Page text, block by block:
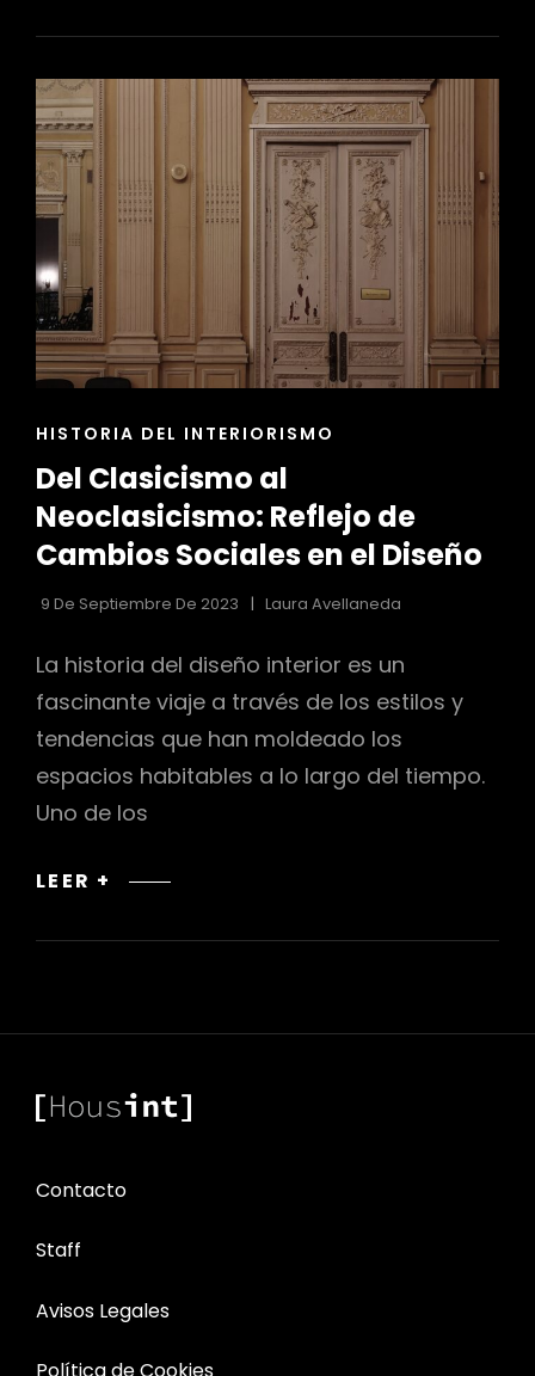
DEL
SOSTENIBLE
CONCIENCIA
AMBIENTAL
ENLACES
LAS
CATEGORÍAS
HISTORIA DEL INTERIORISMO
Del Clasicismo al
Neoclasicismo: Reflejo de
Cambios Sociales en el Diseño
9 De Septiembre De 2023 Laura Avellaneda
La historia del diseño interior es un
fascinante viaje a través de los estilos y
tendencias que han moldeado los
espacios habitables a lo largo del tiempo.
Uno de los
LEER +
DEL
AL
DE
SOCIALES
EN
DISEÑO
Contacto
Staff
Avisos Legales